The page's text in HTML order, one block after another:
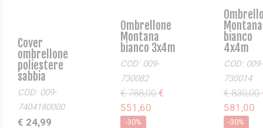
Cover
ombrellone
poliestere
sabbia
COD: 009-
7404180000
€ 24,99
Ombrellone
Montana
bianco 3x4m
COD: 009-
730082
€ 788,00€
551,60
-30%
Montana
bianco
4x4m
COD: 009-
730014
€ 830,00
581,00
-30%